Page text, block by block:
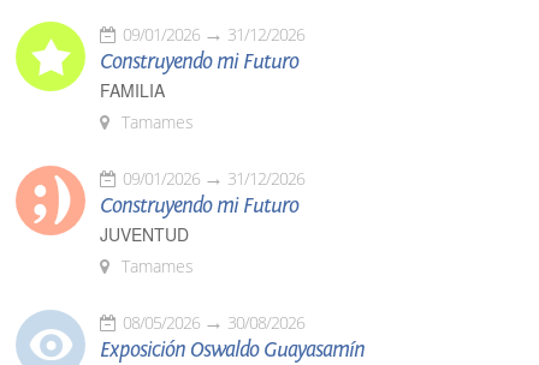
09/01/2026 31/12/2026
Construyendo mi Futuro
FAMILIA
Tamames
09/01/2026 31/12/2026
Construyendo mi Futuro
JUVENTUD
Tamames
08/05/2026 30/08/2026
Exposición Oswaldo Guayasamín